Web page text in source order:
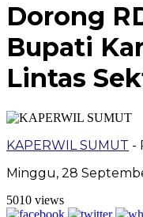
Dorong
Bupati
Lintas
KAPERWIL SUMUT -
Minggu, 28
5010 views